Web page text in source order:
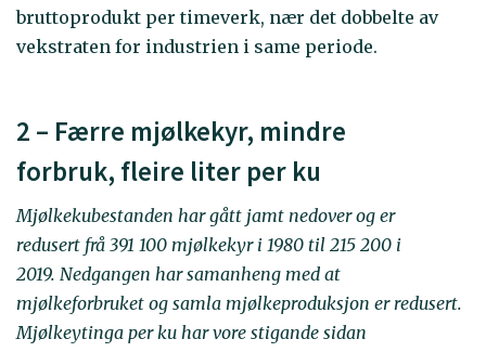
bruttoprodukt per timeverk, nær det dobbelte av
vekstraten for industrien i same periode.
2 – Færre mjølkekyr, mindre
forbruk, fleire liter per ku
Mjølkekubestanden har gått jamt nedover og er
redusert frå 391 100 mjølkekyr i 1980 til 215 200 i
2019. Nedgangen har samanheng med at
mjølkeforbruket og samla mjølkeproduksjon er redusert.
Mjølkeytinga per ku har vore stigande sidan